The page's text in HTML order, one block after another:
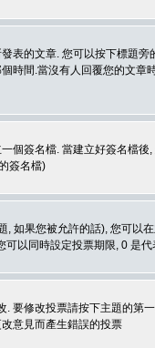
表的文章. 您可以按下標題
時間.當沒有人回覆您的文
個簽名檔. 當建立好簽名檔後
簽名檔)
如果您被允許的話), 您可
以同時設定投票期限, 0 是
要修改投票請按下主題的
意見而產生錯誤的投票